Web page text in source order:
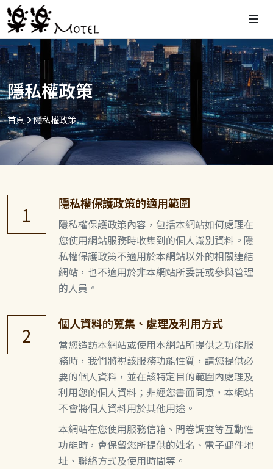
隱私權政策
首頁 隱私權政策
1 隱私權保護政策的適用範圍
隱私權保護政策內容，包括本網站如何處理在
您使用網站服務時收集到的個人識別資料。隱
私權保護政策不適用於本網站以外的相關連結
網站，也不適用於非本網站所委託或參與管理
的人員。
2 個人資料的蒐集、處理及利用方式
當您造訪本網站或使用本網站所提供之功能服
務時，我們將視該服務功能性質，請您提供必
要的個人資料，並在該特定目的範圍內處理及
利用您的個人資料；非經您書面同意，本網站
不會將個人資料用於其他用途。
本網站在您使用服務信箱、問卷調查等互動性
功能時，會保留您所提供的姓名、電子郵件地
址、聯絡方式及使用時間等。